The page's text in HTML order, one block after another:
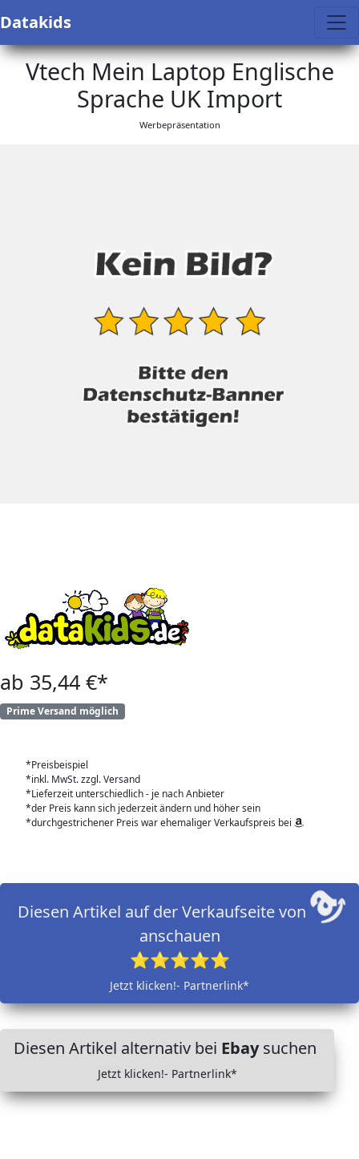
Datakids
Vtech Mein Laptop Englische
Sprache UK Import
Werbepräsentation
ab 35,44 €*
Prime Versand möglich
*Preisbeispiel
*inkl. MwSt. zzgl. Versand
*Lieferzeit unterschiedlich - je nach Anbieter
*der Preis kann sich jederzeit ändern und höher sein
*durchgestrichener Preis war ehemaliger Verkaufspreis bei
Diesen Artikel auf der Verkaufseite von
anschauen
⭐⭐⭐⭐⭐
Jetzt klicken!- Partnerlink*
Diesen Artikel alternativ bei Ebaysuchen
Jetzt klicken!- Partnerlink*